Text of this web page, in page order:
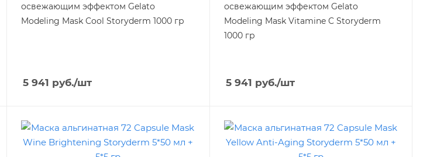
освежающим эффектом Gelato
Modeling Mask Cool Storyderm 1000 гр
5 941 руб./шт
освежающим эффектом Gelato
Modeling Mask Vitamine C Storyderm
1000 гр
5 941 руб./шт